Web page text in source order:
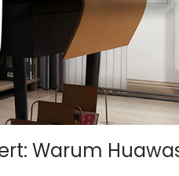
Warum